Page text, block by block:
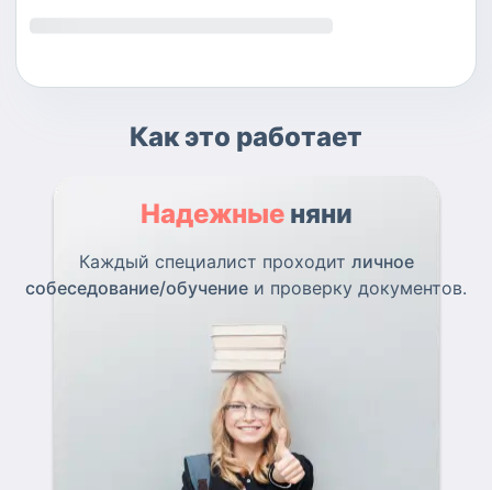
Как это работает
Надежные няни
Каждый специалист проходит личное
собеседование/обучение и проверку документов.